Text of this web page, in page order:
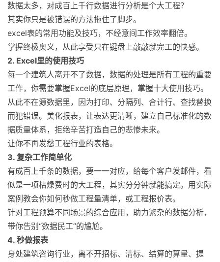
数据太多，对成百上千行数据进行分析是个大工程？
其实你只是被错误的方法拖住了脚步。
excel表的常用功能及技巧，不经意间工作效率翻倍。
掌握终极奥义，从此享受只在键盘上敲敲就完工的快感。
2. Excel里的使用技巧
每一个建筑人离开不了数据，数据的处理是所有工程的重要
工作，你需要掌握Excel的底层原理，掌握十大使用技巧。
从此不在源数据里，因为打印、分隔列、合计行、查找替换
而犯错误。美化报表，让表达更清晰，建立自己标准化的数
据质量体系，拒绝辛苦打造自己的悲惨未来。
让你不再发愁工程行业的表格。
3. 复杂工作简单化
有成百上千条的数据，要一一对应，给每个客户发邮件，看
似是一项枯燥费时的大工程，其实分分钟就能搞定。用实际
案例教会你如何秒做工程量清单，或工程报价表。
针对工程预算不同场景的综合应用，助力繁杂的数据分析，
带你告别“数据民工”的尴尬。
4. 秒做报表
身处建筑咨询行业，离不开招标、清标、结算的算量、提